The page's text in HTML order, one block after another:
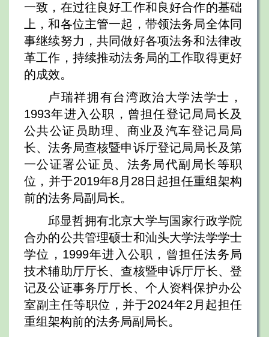
一致，在过往良好工作和良好合作的基础
上，和各位主管一起，带领法务局全体同
事继续努力，共同做好各项法务和法律改
革工作，持续推动法务局的工作取得更好
的成效。
卢瑞祥拥有台湾政治大学法学士，
1993年进入公职，曾担任登记局局长及
公共公证员助理、商业及汽车登记局局
长、法务局查核暨申诉厅登记局局长及第
一公证署公证员、法务局代副局长等职
位，并于2019年8月28日起担任重组架构
前的法务局副局长。
邱显哲拥有北京大学与国家行政学院
合办的公共管理硕士和汕头大学法学学士
学位，1999年进入公职，曾担任法务局
技术辅助厅厅长、查核暨申诉厅厅长、登
记及公证事务厅厅长、个人资料保护办公
室副主任等职位，并于2024年2月起担任
重组架构前的法务局副局长。